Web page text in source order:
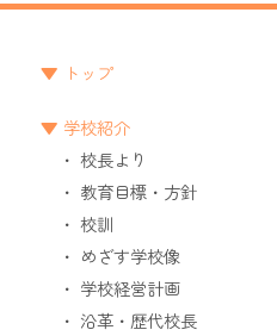
トップ
学校紹介
校長より
教育目標・方針
校訓
めざす学校像
学校経営計画
沿革・歴代校長